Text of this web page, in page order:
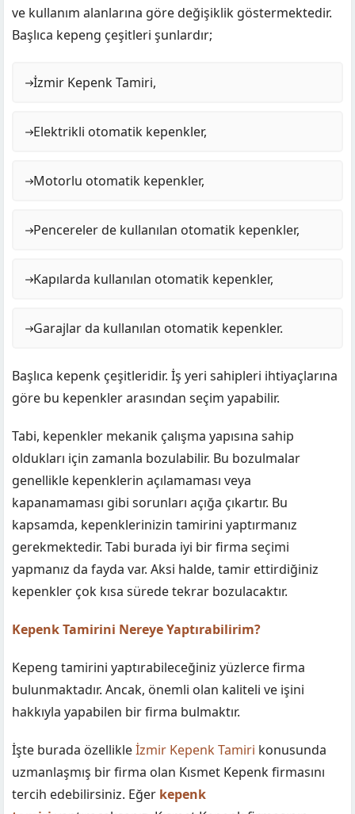
ve kullanım alanlarına göre değişiklik göstermektedir.
Başlıca kepeng çeşitleri şunlardır;
İzmir Kepenk Tamiri,
Elektrikli otomatik kepenkler,
Motorlu otomatik kepenkler,
Pencereler de kullanılan otomatik kepenkler,
Kapılarda kullanılan otomatik kepenkler,
Garajlar da kullanılan otomatik kepenkler.
Başlıca kepenk çeşitleridir. İş yeri sahipleri ihtiyaçlarına
göre bu kepenkler arasından seçim yapabilir.
Tabi, kepenkler mekanik çalışma yapısına sahip
oldukları için zamanla bozulabilir. Bu bozulmalar
genellikle kepenklerin açılamaması veya
kapanamaması gibi sorunları açığa çıkartır. Bu
kapsamda, kepenklerinizin tamirini yaptırmanız
gerekmektedir. Tabi burada iyi bir firma seçimi
yapmanız da fayda var. Aksi halde, tamir ettirdiğiniz
kepenkler çok kısa sürede tekrar bozulacaktır.
Kepenk Tamirini Nereye Yaptırabilirim?
Kepeng tamirini yaptırabileceğiniz yüzlerce firma
bulunmaktadır. Ancak, önemli olan kaliteli ve işini
hakkıyla yapabilen bir firma bulmaktır.
İşte burada özellikleİzmir Kepenk Tamiri konusunda
uzmanlaşmış bir firma olan Kısmet Kepenk firmasını
tercih edebilirsiniz. Eğer kepenk